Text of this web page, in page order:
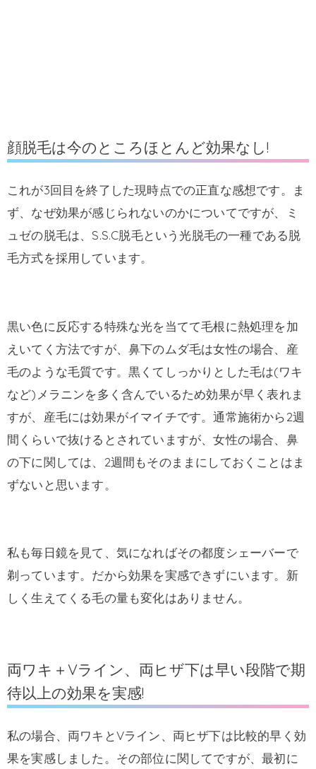
顔脱毛は今のところほとんど効果なし!
これが3回目を終了した現時点での正直な感想です。ま
ず、なぜ効果が感じられないのかについてですが、ミ
ュゼの脱毛は、S.S.C脱毛という光脱毛の一種である脱
毛方式を採用しています。
黒い色に反応する特殊な光を当てて毛根に熱処理を加
えいてく方法ですが、鼻下のムダ毛は女性の場合、産
毛のような毛質です。黒くてしっかりとした毛は(ワキ
など)メラニンを多く含んでいるため効果が早く表れま
すが、産毛には効果がイマイチです。通常施術から2週
間くらいで抜けるとされていますが、女性の場合、鼻
の下に関しては、2週間もそのままにしておくことはま
ずないと思います。
私も毎日鏡を見て、気になればその都度シェーバーで
剃っています。だから効果を実感できずにいます。新
しく生えてくる毛の量も変化はありません。
両ワキ＋Vライン、両ヒザ下は早い段階で期
待以上の効果を実感!
私の場合、両ワキとVライン、両ヒザ下は比較的早く効
果を実感しました。その部位に関してですが、最初に